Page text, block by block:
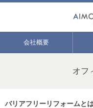
会社概要
オフ
バリアフリーリフォームと